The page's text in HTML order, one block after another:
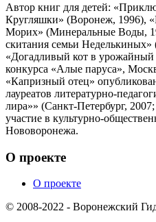
Автор книг для детей:
Кругляшки» (Воронеж, 1996),
Морих» (Минеральные Воды,
скитания семьи
«Догадливый кот в
конкурса «Алые паруса»,
«Капризный отец»
лауреатов литературно-
лира»» (Санкт-Петербург,
участие в культурно-
Нововоронежа.
О проекте
О проекте
© 2008-2022 - Воронежский